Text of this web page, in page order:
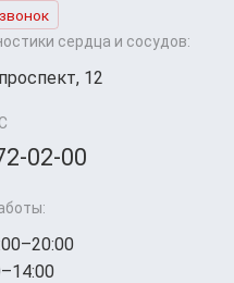
сердца и сосудов:
12
02-00